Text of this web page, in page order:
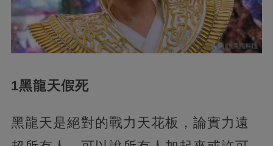
1黑龍天假死
黑龍天是絕對的戰力天花板，論實力遠